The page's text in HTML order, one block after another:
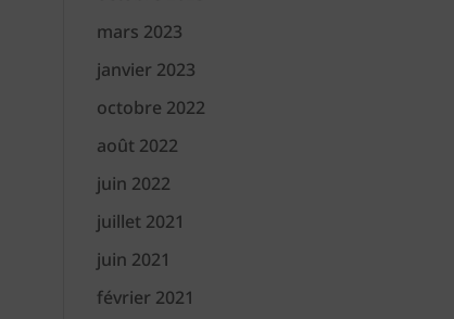
mars 2023
janvier 2023
octobre 2022
août 2022
juin 2022
juillet 2021
juin 2021
février 2021